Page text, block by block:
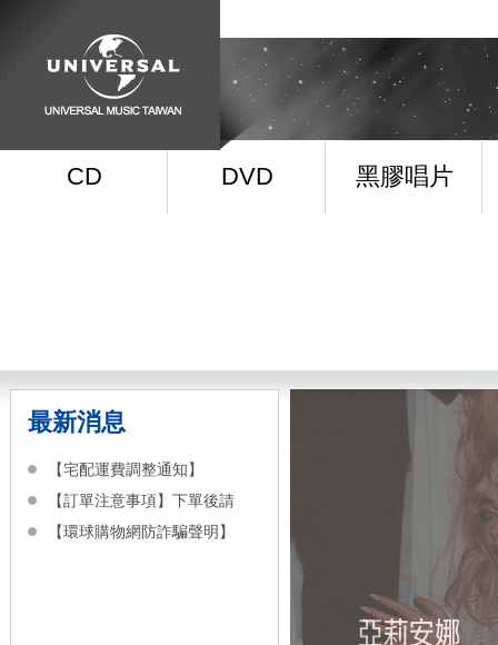
CD DVD 黑膠唱片
最新消息
【宅配運費調整通知】
【訂單注意事項】下單後請
【環球購物網防詐騙聲明】